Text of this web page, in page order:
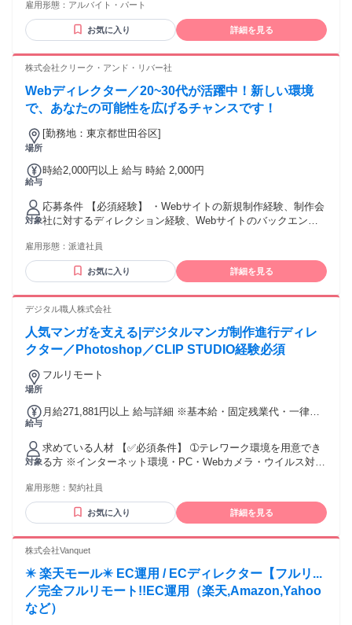
方 / その他資格は不問 / PCスキル：文字入力ができる方（キ
ーボードを見ながらでもOK） ✨こんな方にぴったり✨
━━━━━━━━━━━━━━━━━━ ✅経験必須！あなた
OK！お仕事復帰を応援しています◎ ✅学歴不問！履歴書不要
両立も無理なく可能に◎ ✅フリーター活躍中！アルバイト経
験も活かせます◎ ✅20代・30代・40代活躍中♪ ✨こんな働き
━━━━━━━━━━━━━━━━━━ ⏰お昼の仕事を探し
雇用形態： アルバイト・パート
お気に入り 詳細を見る
株式会社クリーク・アンド・リバー社
Webディレクター／20~30代が活躍中！新しい環境
で、あなたの可能性を広げるチャンスです！
場所
[勤務地：東京都世田谷区]
給与
時給2,000円以上 給与 時給 2,000円
対象
応募条件 【必須経験】 ・Webサイトの新規制作経験、制作会
社に対するディレクション経験、Webサイトのバックエンド
Facebook）、アクセス解析 ・チラシ・パネルデザイン経験 └
デザイン的なスキル・能力：Figma, Adobe photoshop,
illustrator, Canvaあたりを使える方 【歓迎条件】 ・業務中に
英語に抵抗がない方（AIツールなど使用可能） ＜求める人物
容を理解して正確かつスピーディーに対応できる方 ・社内関
係者や制作会社と円滑にコミュニケーションを取りながら業
提案を行いながら業務に取り組める方
雇用形態： 派遣社員
お気に入り 詳細を見る
デジタル職人株式会社
人気マンガを支える|デジタルマンガ制作進行ディレ
クター／Photoshop／CLIP STUDIO経験必須
場所
フルリモート
給与
月給271,881円以上 給与詳細 ※基本給・固定残業代・一律手
月あたり7万721円 〜（固定残業時間：1ヶ月あたり45時間）
固定残業時間を超えた勤務時間については別途残業代を支給
する 【一律手当】 全員に一律で支払われる通勤・皆勤・家族
手当金額：なし 全員に一律で支払われるその他手当金額：あ
対象
求めている人材 【✅必須条件】 ➀テレワーク環境を用意でき
る方 ※インターネット環境・PC・Webカメラ・ウイルス対策
お持ちの方 ➂業務上の報告・連絡・相談を適切に行える方 □
相手の話や文章の要点を正確に理解できる □結論と要点を整
理して伝えられる □不明点をそのままにせず、自分から確認
※完全在宅のため、上司や制作パートナーとの チャット・オ
【✨歓迎する経験・スキル✨】 ◆制作進行・制作ディレクシ
ョンの実務経験 ◆チームやメンバーのマネジメント経験 ◆社
外の関係者と調整し、業務を進めた経験 ◆マンガ制作・イラ
スト制作の経験 ◆CLIP STUDIO PAINT EX、Photoshop CC
雇用形態： 契約社員
お気に入り 詳細を見る
株式会社Vanquet
✴️ 楽天モール✴️ EC運用 / ECディレクター【フルリ...
／完全フルリモート!!EC運用（楽天,Amazon,Yahoo
など）